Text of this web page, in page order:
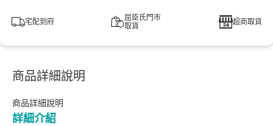
宅配到府
屈臣氏門市
取貨
超商取貨
商品詳細說明
商品詳細說明
詳細介紹